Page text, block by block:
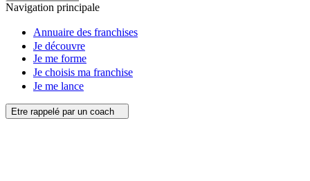
Navigation principale
Annuaire des franchises
Je découvre
Je me forme
Je choisis ma franchise
Je me lance
Etre rappelé par un coach